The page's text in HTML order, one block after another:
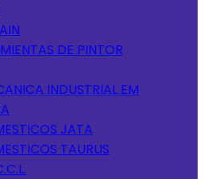
DE PINTOR
INDUSTRIAL EM
JATA
TAURUS